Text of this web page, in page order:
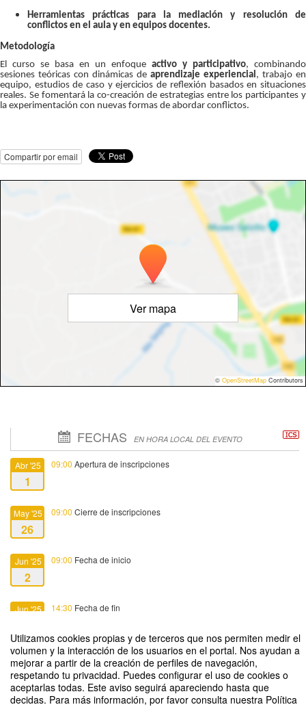
Utilizamos cookies propias y de terceros que nos permiten medir el
volumen y la interacción de los usuarios en el portal. Nos ayudan a
mejorar a partir de la creación de perfiles de navegación,
respetando tu privacidad. Puedes configurar el uso de cookies o
aceptarlas todas. Este aviso seguirá apareciendo hasta que
decidas. Para más información, por favor consulta nuestra Política
Herramientas prácticas para la mediación y resolución de
conflictos en el aula y en equipos docentes.
Metodología
El curso se basa en un enfoque activo y participativo, combinando
sesiones teóricas con dinámicas de aprendizaje experiencial , trabajo en
equipo, estudios de caso y ejercicios de reflexión basados en situaciones
reales. Se fomentará la co-creación de estrategias entre los participantes y
la experimentación con nuevas formas de abordar conflictos.
Compartir por email
Ver mapa
© OpenStreetMap Contributors
FECHAS EN HORA LOCAL DEL EVENTO
Abr '25
1
09:00 Apertura de inscripciones
May '25
26
09:00 Cierre de inscripciones
Jun '25
2
09:00 Fecha de inicio
Jun '25 14:30 Fecha de fin
Herramientas para la resolución de conflictos en el aula